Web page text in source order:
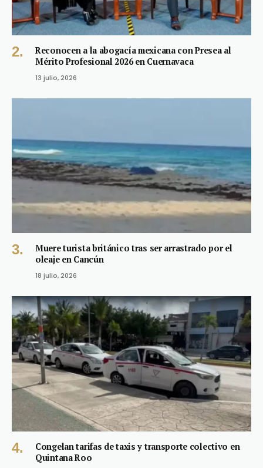
Reconocen a la abogacía mexicana con Presea al
Mérito Profesional 2026 en Cuernavaca
13 julio, 2026
Muere turista británico tras ser arrastrado por el
oleaje en Cancún
18 julio, 2026
Congelan tarifas de taxis y transporte colectivo en
Quintana Roo